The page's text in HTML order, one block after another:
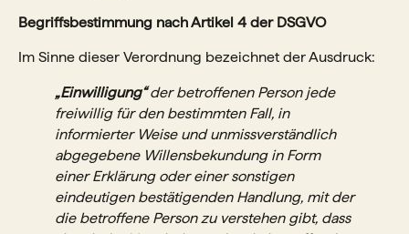
Begriffsbestimmung nach Artikel 4 der DSGVO
Im Sinne dieser Verordnung bezeichnet der Ausdruck:
„Einwilligung“der betroffenen Person jede
freiwillig für den bestimmten Fall, in
informierter Weise und unmissverständlich
abgegebene Willensbekundung in Form
einer Erklärung oder einer sonstigen
eindeutigen bestätigenden Handlung, mit der
die betroffene Person zu verstehen gibt, dass